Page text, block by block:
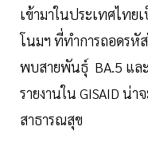
เข้ามาในประเทศไท
โนมฯ ที่ทำการถอดร
พบสายพันธุ์ BA.5 แล
รายงานใน GISAID น่า
สาธารณสุข